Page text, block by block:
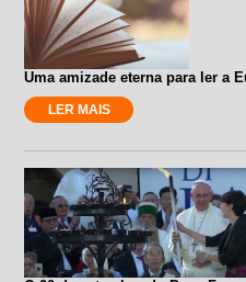
Uma amizade eterna para ler a
LER MAIS